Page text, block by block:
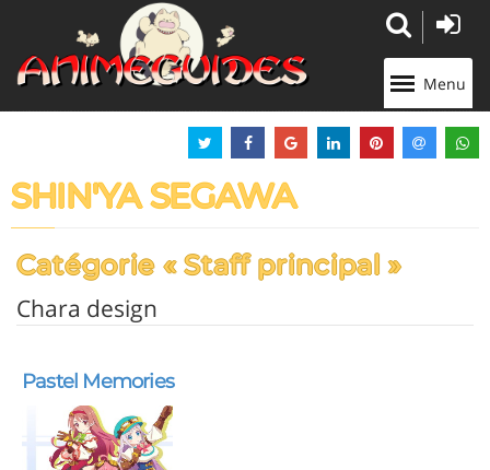
Menu
SHIN'YA SEGAWA
Catégorie « Staff principal »
Chara design
Pastel Memories
Panneau de gestion des cookies